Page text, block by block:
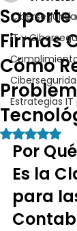
IT y
Estrategias IT
Soporte
Firmas
Cómo
Obtuvo
Por
Es la
para